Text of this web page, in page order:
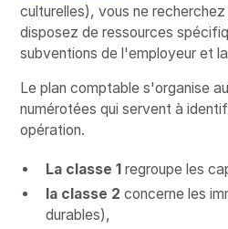
culturelles), vous ne
disposez de ressources
subventions de l'employeur et
Le plan comptable s'organise
numérotées qui servent à
opération.
La classe 1regroupe les
la classe 2 concerne les
durables),